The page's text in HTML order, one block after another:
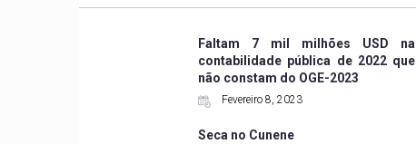
Faltam 7 mil milhões USD na
contabilidade pública de 2022 que
não constam do OGE-2023
Fevereiro 8, 2023
Seca no Cunene